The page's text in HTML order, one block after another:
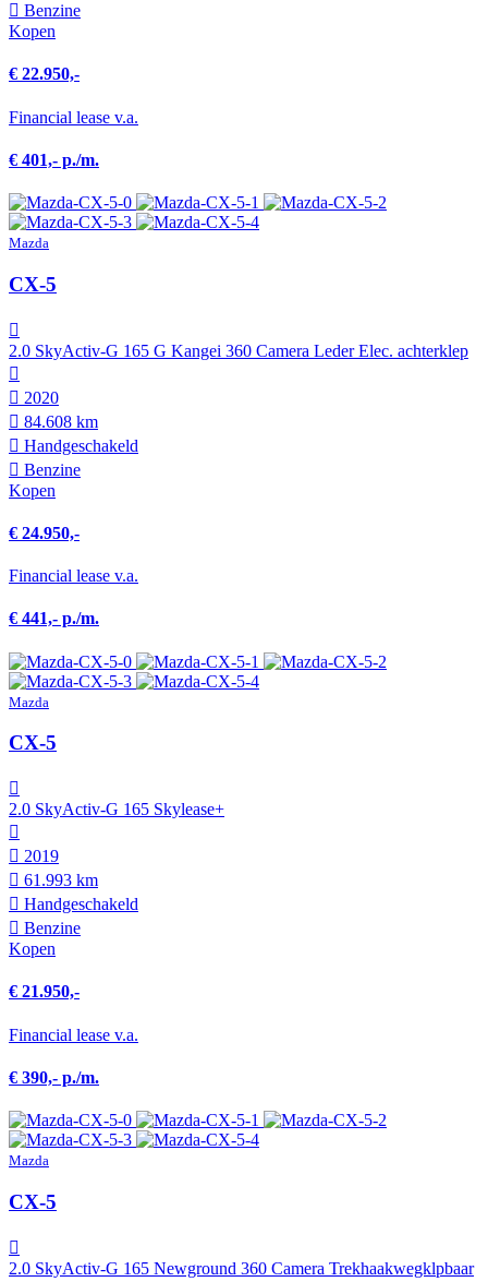
Benzine
Kopen
€ 22.950,-
Financial lease v.a.
€ 401,- p./m.
Mazda
CX-5
2.0 SkyActiv-G 165 G Kangei 360 Camera Leder Elec. achterklep
2020
84.608 km
Hand­geschakeld
Benzine
Kopen
€ 24.950,-
Financial lease v.a.
€ 441,- p./m.
Mazda
CX-5
2.0 SkyActiv-G 165 Skylease+
2019
61.993 km
Hand­geschakeld
Benzine
Kopen
€ 21.950,-
Financial lease v.a.
€ 390,- p./m.
Mazda
CX-5
2.0 SkyActiv-G 165 Newground 360 Camera Trekhaakwegklpbaar